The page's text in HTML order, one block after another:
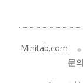
Minitab.com
문